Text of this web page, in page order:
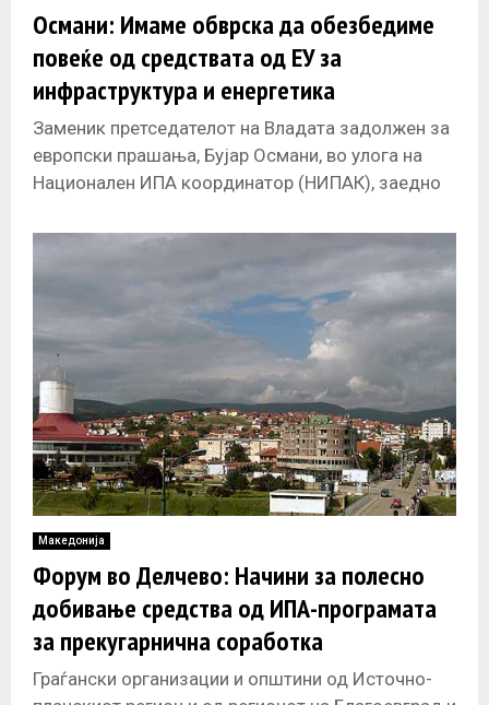
Османи: Имаме обврска да обезбедиме
повеќе од средствата од ЕУ за
инфраструктура и енергетика
Заменик претседателот на Владата задолжен за
европски прашања, Бујар Османи, во улога на
Национален ИПА координатор (НИПАК), заедно
Владата
Македонија
Форум во Делчево: Начини за полесно
добивање средства од ИПА-програмата
за прекугарнична соработка
Граѓански организации и општини од Источно-